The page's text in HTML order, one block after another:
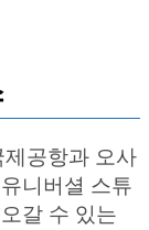
공항과 오사
니버셜 스튜
갈 수 있는